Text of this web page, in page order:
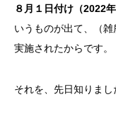
８月１日付け（2022年
いうものが出て、（
実施されたからです。
それを、先日知りまし